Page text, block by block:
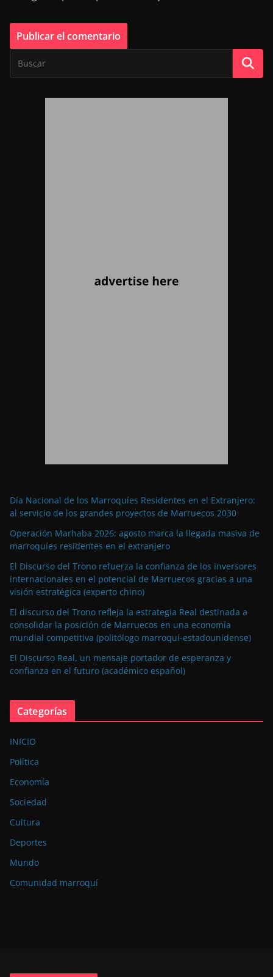
Día Nacional de los Marroquíes Residentes en el Extranjero:
al servicio de los grandes proyectos de Marruecos 2030
Operación Marhaba 2026: agosto marca la llegada masiva de
marroquíes residentes en el extranjero
El Discurso del Trono refuerza la confianza de los inversores
internacionales en el potencial de Marruecos gracias a una
visión estratégica (experto chino)
El discurso del Trono refleja la estrategia Real destinada a
consolidar la posición de Marruecos en una economía
mundial competitiva (politólogo marroquí-estadounidense)
El Discurso Real, un mensaje portador de esperanza y
confianza en el futuro (académico español)
Categorías
INICIO
Política
Economía
Sociedad
Cultura
Deportes
Mundo
Comunidad marroquí